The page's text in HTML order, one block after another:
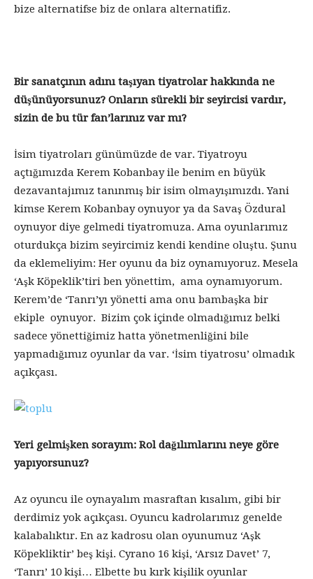
bize alternatifse biz de onlara alternatifiz.
Bir sanatçının adını taşıyan tiyatrolar hakkında ne
düşünüyorsunuz? Onların sürekli bir seyircisi vardır,
sizin de bu tür fan’larınız var mı?
İsim tiyatroları günümüzde de var. Tiyatroyu
açtığımızda Kerem Kobanbay ile benim en büyük
dezavantajımız tanınmış bir isim olmayışımızdı. Yani
kimse Kerem Kobanbay oynuyor ya da Savaş Özdural
oynuyor diye gelmedi tiyatromuza. Ama oyunlarımız
oturdukça bizim seyircimiz kendi kendine oluştu. Şunu
da eklemeliyim: Her oyunu da biz oynamıyoruz. Mesela
‘Aşk Köpeklik’tiri ben yönettim, ama oynamıyorum.
Kerem’de ‘Tanrı’yı yönetti ama onu bambaşka bir
ekiple oynuyor. Bizim çok içinde olmadığımız belki
sadece yönettiğimiz hatta yönetmenliğini bile
yapmadığımız oyunlar da var. ‘İsim tiyatrosu’ olmadık
açıkçası.
Yeri gelmişken sorayım: Rol dağılımlarını neye göre
yapıyorsunuz?
Az oyuncu ile oynayalım masraftan kısalım, gibi bir
derdimiz yok açıkçası. Oyuncu kadrolarımız genelde
kalabalıktır. En az kadrosu olan oyunumuz ‘Aşk
Köpekliktir’ beş kişi. Cyrano 16 kişi, ‘Arsız Davet’ 7,
‘Tanrı’ 10 kişi… Elbette bu kırk kişilik oyunlar